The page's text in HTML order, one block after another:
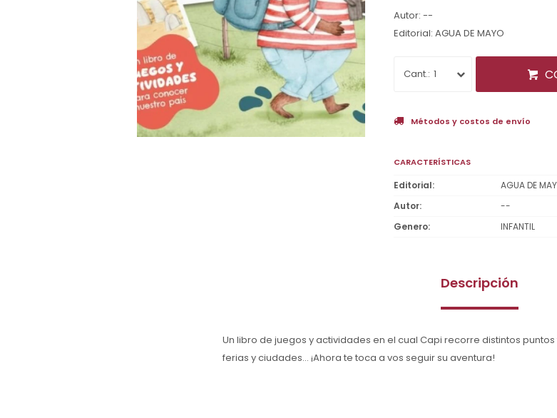
Autor: --
Editorial: AGUA DE MAYO
1
Métodos y costos de envío
CARACTERÍSTICAS
Editorial
AGUA DE
Autor
--
Genero
INFANTIL
Descripción
Un libro de juegos y actividades en el cual Capi recorre distintos
ferias y ciudades... ¡Ahora te toca a vos seguir su aventura!